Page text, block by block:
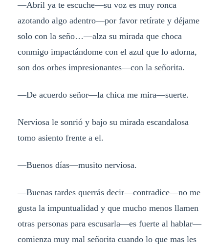
—Abril ya te escuche—su voz es muy ronca
azotando algo adentro—por favor retírate y déjame
solo con la seño…—alza su mirada que choca
conmigo impactándome con el azul que lo adorna,
son dos orbes impresionantes—con la señorita.
—De acuerdo señor—la chica me mira—suerte.
Nerviosa le sonrió y bajo su mirada escandalosa
tomo asiento frente a el.
—Buenos días—musito nerviosa.
—Buenas tardes querrás decir—contradice—no me
gusta la impuntualidad y que mucho menos llamen
otras personas para escusarla—es fuerte al hablar—
comienza muy mal señorita cuando lo que mas les